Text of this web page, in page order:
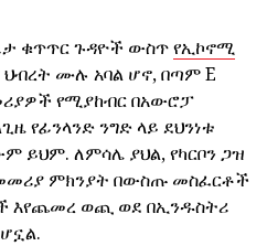
ቁጥጥር ጉዳዮች ውስጥየኢኮኖሚ
ሙሉ አባል ሆኖ, በጣም E
የሚያከብር በአውሮፓ
የፊንላንድ ንግድ ላይ ደህንነቱ
ይህም. ለምሳሌ ያህል, የካርቦን ጋዝ
ምክንያት በውስጡ መስፈርቶች
እየጨመረ ወጪ ወደ በኢንዱስትሪ